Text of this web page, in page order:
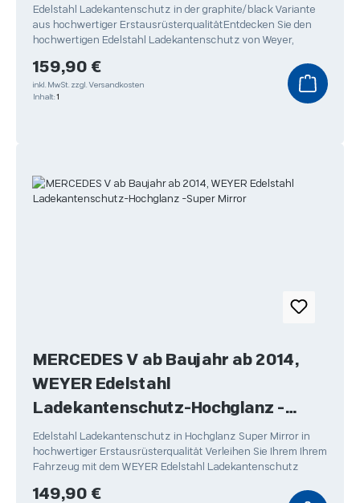
Line
Edelstahl Ladekantenschutz in der graphite/black Variante
aus hochwertiger ErstausrüsterqualitätEntdecken Sie den
hochwertigen Edelstahl Ladekantenschutz von Weyer,
Regulärer Preis:
159,90 €
inkl. MwSt. zzgl. Versandkosten
Inhalt: 1
MERCEDES V ab Baujahr ab 2014,
WEYER Edelstahl
Ladekantenschutz-Hochglanz -
Super Mirror
Edelstahl Ladekantenschutz in Hochglanz Super Mirror in
hochwertiger Erstausrüsterqualität Verleihen Sie Ihrem Ihrem
Fahrzeug mit dem WEYER Edelstahl Ladekantenschutz
Regulärer Preis:
149,90 €